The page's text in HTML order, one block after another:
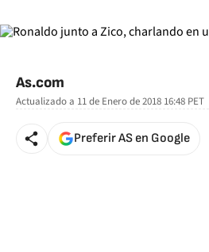
As.com
Actualizado a 11 de Enero de 2018 16:48 PET
Preferir AS en Google